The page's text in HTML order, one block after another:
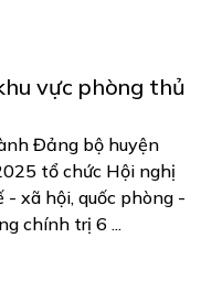
vực phòng thủ
Đảng bộ huyện
tổ chức Hội nghị
xã hội, quốc phòng -
chính trị 6 ...